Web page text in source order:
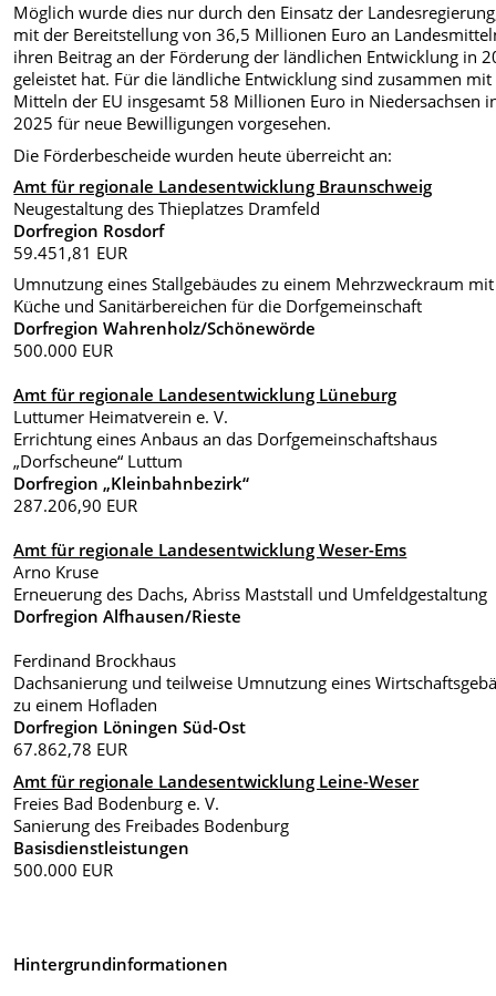
Möglich wurde dies nur durch den Einsatz der
mit der Bereitstellung von 36,5 Millionen Euro an
ihren Beitrag an der Förderung der ländlichen Entwicklung in
geleistet hat. Für die ländliche Entwicklung sind zusammen mit
Mitteln der EU insgesamt 58 Millionen Euro in Niedersachsen
2025 für neue Bewilligungen vorgesehen.
Die Förderbescheide wurden heute überreicht an:
Amt für regionale Landesentwicklung Braunschweig
Neugestaltung des Thieplatzes Dramfeld
Dorfregion Rosdorf
59.451,81 EUR
Umnutzung eines Stallgebäudes zu einem Mehrzweckraum mit
Küche und Sanitärbereichen für die Dorfgemeinschaft
Dorfregion Wahrenholz/Schönewörde
500.000 EUR
Amt für regionale Landesentwicklung Lüneburg
Luttumer Heimatverein e. V.
Errichtung eines Anbaus an das Dorfgemeinschaftshaus
„Dorfscheune“ Luttum
Dorfregion „Kleinbahnbezirk“
287.206,90 EUR
Amt für regionale Landesentwicklung Weser-Ems
Arno Kruse
Erneuerung des Dachs, Abriss Maststall und Umfeldgestaltung
Dorfregion Alfhausen/Rieste
Ferdinand Brockhaus
Dachsanierung und teilweise Umnutzung eines
zu einem Hofladen
Dorfregion Löningen Süd-Ost
67.862,78 EUR
Amt für regionale Landesentwicklung Leine-Weser
Freies Bad Bodenburg e. V.
Sanierung des Freibades Bodenburg
Basisdienstleistungen
500.000 EUR
Hintergrundinformationen